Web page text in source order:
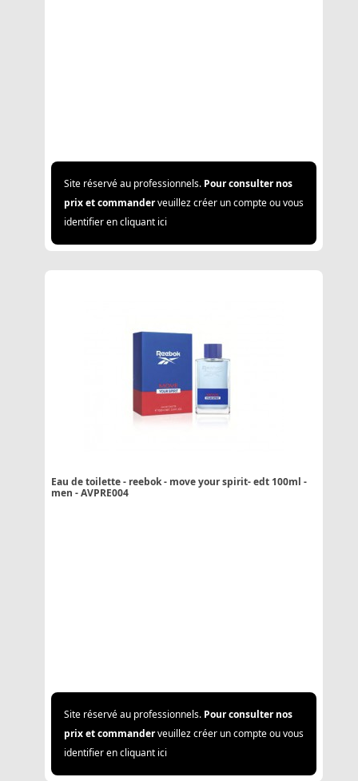
Site réservé au professionnels. Pour consulter nos
prix et commanderveuillez créer un compte ou vous
identifier en cliquant ici
Eau de toilette - reebok - move your spirit- edt 100ml -
men - AVPRE004
Site réservé au professionnels. Pour consulter nos
prix et commanderveuillez créer un compte ou vous
identifier en cliquant ici